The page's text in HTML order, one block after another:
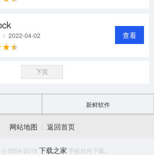
/ 2022-04-02 查看
下页
新鲜软件
网站地图 | 返回首页
© 2004-2016 下载之家 手机软件下载。